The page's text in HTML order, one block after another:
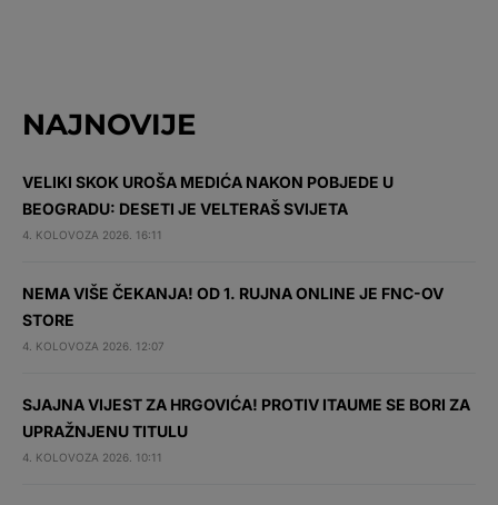
NAJNOVIJE
VELIKI SKOK UROŠA MEDIĆA NAKON POBJEDE U
BEOGRADU: DESETI JE VELTERAŠ SVIJETA
4. KOLOVOZA 2026. 16:11
NEMA VIŠE ČEKANJA! OD 1. RUJNA ONLINE JE FNC-OV
STORE
4. KOLOVOZA 2026. 12:07
SJAJNA VIJEST ZA HRGOVIĆA! PROTIV ITAUME SE BORI ZA
UPRAŽNJENU TITULU
4. KOLOVOZA 2026. 10:11